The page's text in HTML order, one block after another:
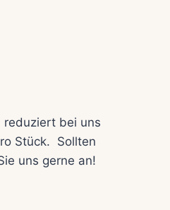
reduziert bei uns
Stück. Sollten
uns gerne an!